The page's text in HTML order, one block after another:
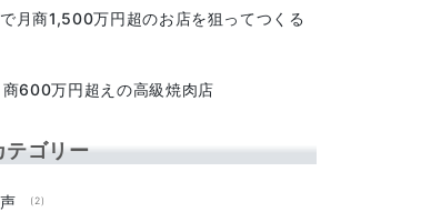
月商1,500万円超のお店を狙ってつくる
600万円超えの高級焼肉店
テゴリー
(2)